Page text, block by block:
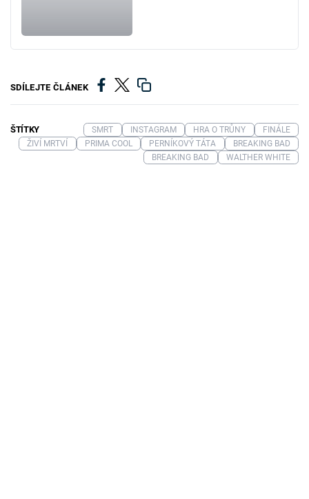
SDÍLEJTE ČLÁNEK
ŠTÍTKY SMRT INSTAGRAM HRA O TRŮNY
FINÁLE
ŽIVÍ MRTVÍ
PRIMA COOL PERNÍKOVÝ TÁTA
BREAKING BAD
BREAKING BAD
WALTHER WHITE